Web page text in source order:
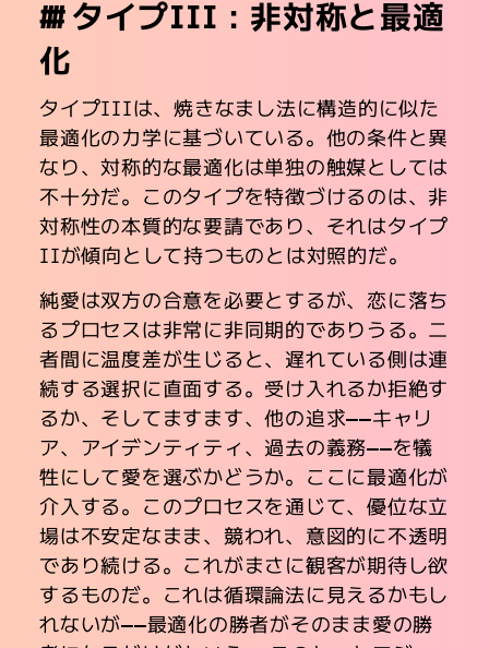
タイプIII：非対称と最適
化
タイプIIIは、焼きなまし法に構造的に似た
最適化の力学に基づいている。他の条件と異
なり、対称的な最適化は単独の触媒としては
不十分だ。このタイプを特徴づけるのは、非
対称性の本質的な要請であり、それはタイプ
IIが傾向として持つものとは対照的だ。
純愛は双方の合意を必要とするが、恋に落ち
るプロセスは非常に非同期的でありうる。二
者間に温度差が生じると、遅れている側は連
続する選択に直面する。受け入れるか拒絶す
るか、そしてますます、他の追求――キャリ
ア、アイデンティティ、過去の義務――を犠
牲にして愛を選ぶかどうか。ここに最適化が
介入する。このプロセスを通じて、優位な立
場は不安定なまま、競われ、意図的に不透明
であり続ける。これがまさに観客が期待し欲
するものだ。これは循環論法に見えるかもし
れないが――最適化の勝者がそのまま愛の勝